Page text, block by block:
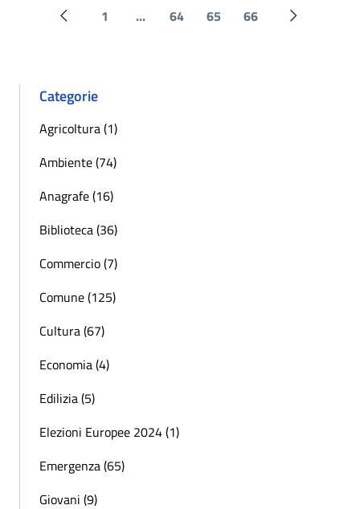
« Precedente
1 ... 64 65 66 Successiva
Categorie
Agricoltura (1)
Ambiente (74)
Anagrafe (16)
Biblioteca (36)
Commercio (7)
Comune (125)
Cultura (67)
Economia (4)
Edilizia (5)
Elezioni Europee 2024 (1)
Emergenza (65)
Giovani (9)